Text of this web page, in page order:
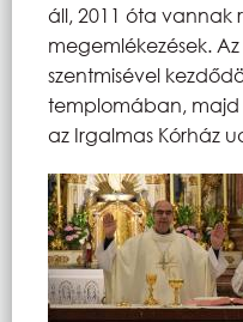
áll, 2011 óta vannak
megemlékezések.
szentmisével
templomában, majd
az Irgalmas Kórház